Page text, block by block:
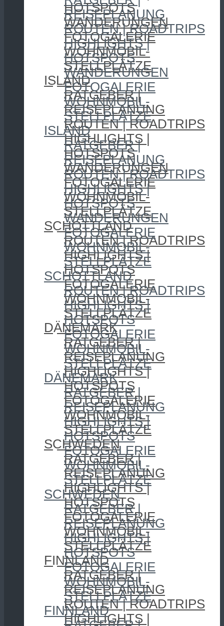
HOTSPOTS
WANDERUNGEN
FOTOGALERIE
WOHNMOBIL-
STELLPLÄTZE
ISLAND
RATGEBER |
REISEPLANUNG
ROUTEN | ROADTRIPS
HIGHLIGHTS |
HOTSPOTS
WANDERUNGEN
FOTOGALERIE
WOHNMOBIL-
STELLPLÄTZE
SCHOTTLAND
ROUTEN | ROADTRIPS
HIGHLIGHTS |
HOTSPOTS
FOTOGALERIE
WOHNMOBIL-
STELLPLÄTZE
DÄNEMARK
RATGEBER |
REISEPLANUNG
HIGHLIGHTS |
HOTSPOTS
FOTOGALERIE
WOHNMOBIL-
STELLPLÄTZE
SCHWEDEN
RATGEBER |
REISEPLANUNG
HIGHLIGHTS |
HOTSPOTS
FOTOGALERIE
WOHNMOBIL-
STELLPLÄTZE
FINNLAND
RATGEBER |
REISEPLANUNG
ROUTEN | ROADTRIPS
HIGHLIGHTS |
REISEPLANUNG
ROUTEN | ROADTRIPS
HIGHLIGHTS |
HOTSPOTS
WANDERUNGEN
FOTOGALERIE
WOHNMOBIL-
STELLPLÄTZE
ISLAND
RATGEBER |
REISEPLANUNG
ROUTEN | ROADTRIPS
HIGHLIGHTS |
HOTSPOTS
WANDERUNGEN
FOTOGALERIE
WOHNMOBIL-
STELLPLÄTZE
SCHOTTLAND
ROUTEN | ROADTRIPS
HIGHLIGHTS |
HOTSPOTS
FOTOGALERIE
WOHNMOBIL-
STELLPLÄTZE
DÄNEMARK
RATGEBER |
REISEPLANUNG
HIGHLIGHTS |
HOTSPOTS
FOTOGALERIE
WOHNMOBIL-
STELLPLÄTZE
SCHWEDEN
RATGEBER |
REISEPLANUNG
HIGHLIGHTS |
HOTSPOTS
FOTOGALERIE
WOHNMOBIL-
STELLPLÄTZE
FINNLAND